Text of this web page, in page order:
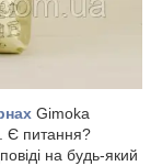
Gimoka
Є питання?
на будь-який